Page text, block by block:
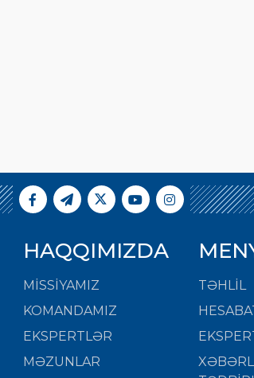
HAQQIMIZDA
MISSIYAMIZ
KOMANDAMIZ
EKSPERTLƏR
MƏZUNLAR
TƏHLİL